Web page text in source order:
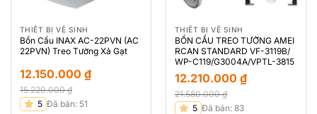
THIẾT BỊ VỆ SINH
Bồn Cầu INAX AC-22PVN (AC
22PVN) Treo Tường Xả Gạt
15.220.000₫
Giá
12.150.000 ₫
Giá 5 Đã bán: 51
THIẾT BỊ VỆ SINH
BỒN CẦU TREO TƯỜNG AMEI
RCAN STANDARD VF-3119B/
WP-C119/G3004A/VPTL-3815
21.580.000₫
Giá
12.210.000 ₫
Giá 5 Đã bán: 83